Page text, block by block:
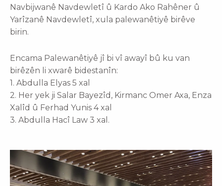
Navbijwanê Navdewletî û Kardo Ako Rahêner û
Yarîzanê Navdewletî, xula palewanêtiyê birêve
birin.
Encama Palewanêtiyê jî bi vî awayî bû ku van
birêzên li xwarê bidestanîn:
1. Abdulla Elyas 5 xal
2. Her yek ji Salar Bayezîd, Kirmanc Omer Axa, Enza
Xalîd û Ferhad Yunis 4 xal
3. Abdulla Hacî Law 3 xal.